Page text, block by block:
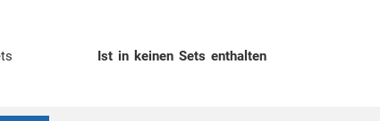
Ist in keinen Sets enthalten